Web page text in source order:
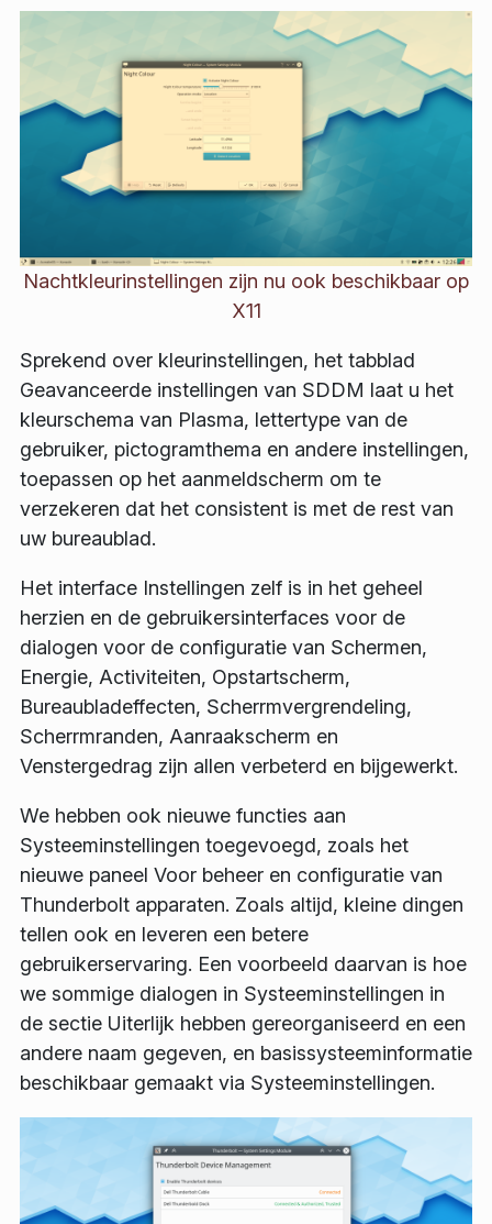
Nachtkleurinstellingen zijn nu ook beschikbaar op
X11
Sprekend over kleurinstellingen, het tabblad
Geavanceerde instellingen van SDDM laat u het
kleurschema van Plasma, lettertype van de
gebruiker, pictogramthema en andere instellingen,
toepassen op het aanmeldscherm om te
verzekeren dat het consistent is met de rest van
uw bureaublad.
Het interface Instellingen zelf is in het geheel
herzien en de gebruikersinterfaces voor de
dialogen voor de configuratie van Schermen,
Energie, Activiteiten, Opstartscherm,
Bureaubladeffecten, Scherrmvergrendeling,
Scherrmranden, Aanraakscherm en
Venstergedrag zijn allen verbeterd en bijgewerkt.
We hebben ook nieuwe functies aan
Systeeminstellingen toegevoegd, zoals het
nieuwe paneel Voor beheer en configuratie van
Thunderbolt apparaten. Zoals altijd, kleine dingen
tellen ook en leveren een betere
gebruikerservaring. Een voorbeeld daarvan is hoe
we sommige dialogen in Systeeminstellingen in
de sectie Uiterlijk hebben gereorganiseerd en een
andere naam gegeven, en basissysteeminformatie
beschikbaar gemaakt via Systeeminstellingen.